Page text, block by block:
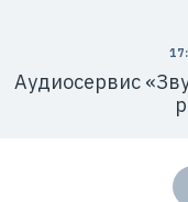
Аудиосервис